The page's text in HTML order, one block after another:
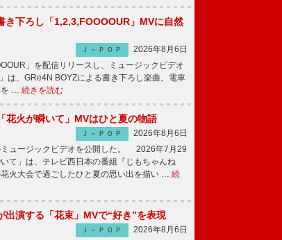
き下ろし「1,2,3,FOOOOUR」MVに自然
Ｊ－ＰＯＰ
2026年8月6日
」を配信リリースし、ミュージックビデオ
、GRe4N BOYZによる書き下ろし楽曲。電車
を … 続きを読む
花火が瞬いて」MVはひと夏の物語
Ｊ－ＰＯＰ
2026年8月6日
ュージックビデオを公開した。 2026年7月29
て」は、テレビ西日本の番組『じもちゃんね
火大会で過ごしたひと夏の思い出を描い … 続
演する「花束」MVで“好き”を表現
Ｊ－ＰＯＰ
2026年8月6日